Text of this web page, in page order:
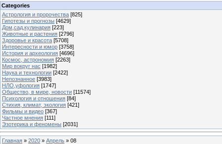
Categories
Астрология и пророчества [825]
Гипотезы и прогнозы [4629]
Дом,сад,кулинария [223]
Животные и растения [2796]
Здоровье и красота [5708]
Интересности и юмор [3758]
История и археология [4696]
Космос, астрономия [2263]
Мир вокруг нас [1982]
Наука и технологии [2422]
Непознанное [3983]
НЛО,уфология [1747]
Общество, в мире, новости [11574]
Психология и отношения [84]
Стихия, климат, экология [421]
Фильмы и видео [367]
Частное мнения [111]
Эзотерика и феномены [2031]
Главная » 2020 » Апрель » 08